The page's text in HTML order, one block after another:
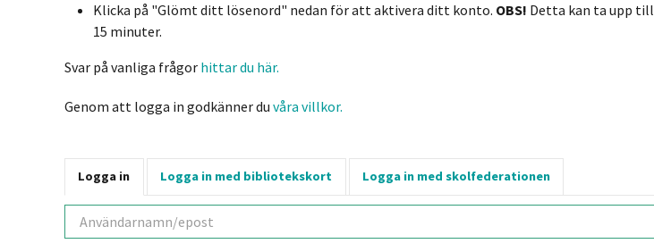
Klicka på "Glömt ditt lösenord" nedan för att aktivera ditt konto. OBS! Detta kan ta upp till
15 minuter.
Svar på vanliga frågor hittar du här.
Genom att logga in godkänner du våra villkor.
Logga in Logga in med bibliotekskort Logga in med skolfederationen
Användarnamn